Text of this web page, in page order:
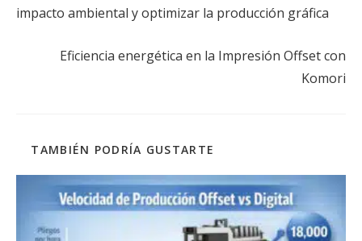
impacto ambiental y optimizar la producción gráfica
Eficiencia energética en la Impresión Offset con
Komori
TAMBIÉN PODRÍA GUSTARTE